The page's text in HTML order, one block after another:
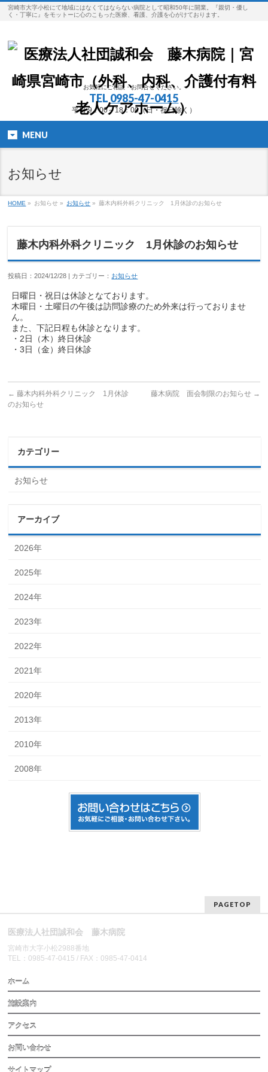
宮崎市大字小松にて地域にはなくてはならない病院として昭和50年に開業。『親切・優し
く・丁寧に』をモットーに心のこもった医療、看護、介護を心がけております。
お気軽にご相談・お問合せください。
TEL 0985-47-0415
平日 9：00～18：00（日・祝日除く）
MENU
お知らせ
HOME » お知らせ » お知らせ » 藤木内科外科クリニック 1月休診のお知らせ
藤木内科外科クリニック 1月休診のお知らせ
投稿日：2024/12/28 | カテゴリー： お知らせ
日曜日・祝日は休診となております。
木曜日・土曜日の午後は訪問診療のため外来は行っておりませ
ん。
また、下記日程も休診となります。
・2日（木）終日休診
・3日（金）終日休診
← 藤木内科外科クリニック 1月休診
のお知らせ
藤木病院 面会制限のお知らせ →
カテゴリー
お知らせ
アーカイブ
2026年
2025年
2024年
2023年
2022年
2021年
2020年
2013年
2010年
2008年
PAGETOP
医療法人社団誠和会 藤木病院
宮崎市大字小松2988番地
TEL：0985-47-0415 / FAX：0985-47-0414
ホーム
施設案内
アクセス
お問い合わせ
サイトマップ